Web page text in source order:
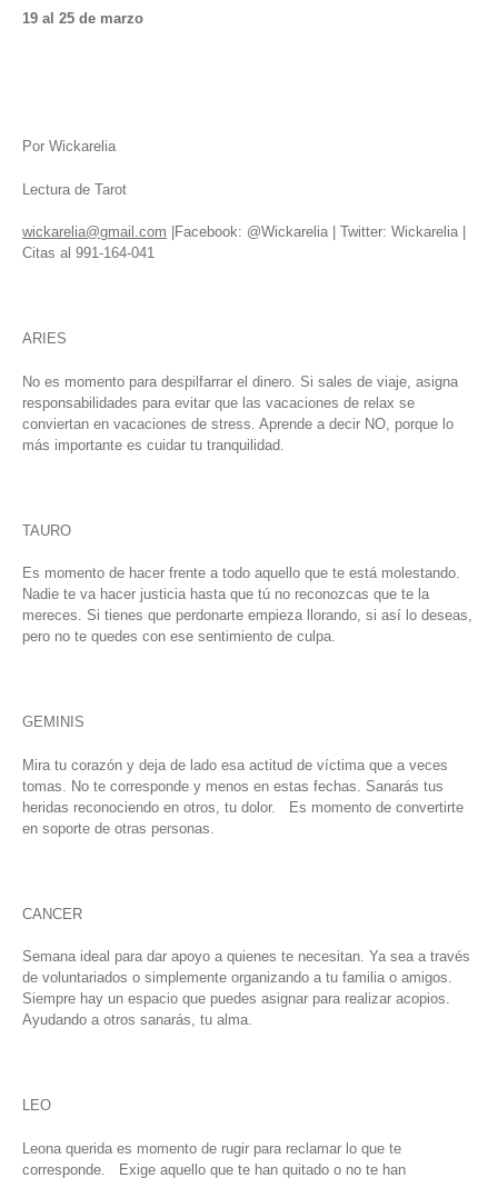
19 al 25 de marzo
Por Wickarelia
Lectura de Tarot
wickarelia@gmail.com |Facebook: @Wickarelia | Twitter: Wickarelia |
Citas al 991-164-041
ARIES
No es momento para despilfarrar el dinero. Si sales de viaje, asigna
responsabilidades para evitar que las vacaciones de relax se
conviertan en vacaciones de stress. Aprende a decir NO, porque lo
más importante es cuidar tu tranquilidad.
TAURO
Es momento de hacer frente a todo aquello que te está molestando.
Nadie te va hacer justicia hasta que tú no reconozcas que te la
mereces. Si tienes que perdonarte empieza llorando, si así lo deseas,
pero no te quedes con ese sentimiento de culpa.
GEMINIS
Mira tu corazón y deja de lado esa actitud de víctima que a veces
tomas. No te corresponde y menos en estas fechas. Sanarás tus
heridas reconociendo en otros, tu dolor. Es momento de convertirte
en soporte de otras personas.
CANCER
Semana ideal para dar apoyo a quienes te necesitan. Ya sea a través
de voluntariados o simplemente organizando a tu familia o amigos.
Siempre hay un espacio que puedes asignar para realizar acopios.
Ayudando a otros sanarás, tu alma.
LEO
Leona querida es momento de rugir para reclamar lo que te
corresponde. Exige aquello que te han quitado o no te han